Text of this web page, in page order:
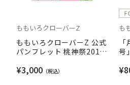
ももいろクローバーZ
ももいろクローバーZ 公式
パンフレット 桃神祭2015
¥3,000
も
号